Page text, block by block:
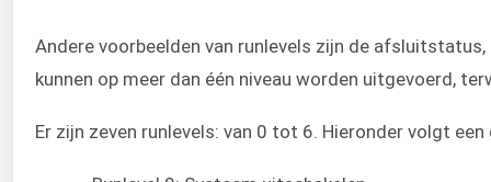
Andere voorbeelden van runlevels zijn de
kunnen op meer dan één niveau worden uitgevoerd,
Er zijn zeven runlevels: van 0 tot 6. Hieronder volgt